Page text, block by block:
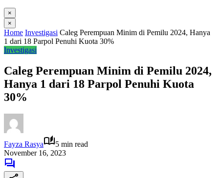
×
×
Home Investigasi Caleg Perempuan Minim di Pemilu 2024, Hanya
1 dari 18 Parpol Penuhi Kuota 30%
Investigasi
Caleg Perempuan Minim di Pemilu 2024,
Hanya 1 dari 18 Parpol Penuhi Kuota
30%
Fayza Rasya
5 min read
November 16, 2023